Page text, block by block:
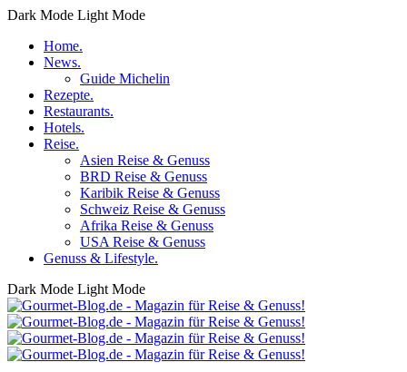
Dark Mode Light Mode
Home.
News.
Guide Michelin
Rezepte.
Restaurants.
Hotels.
Reise.
Asien Reise & Genuss
BRD Reise & Genuss
Karibik Reise & Genuss
Schweiz Reise & Genuss
Afrika Reise & Genuss
USA Reise & Genuss
Genuss & Lifestyle.
Dark Mode Light Mode